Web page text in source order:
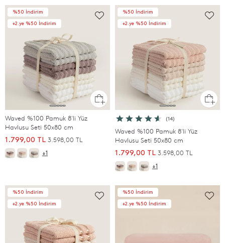
%50 İndirim
+2.ye %50 İndirim
Waved %100 Pamuk 8'li Yüz
Havlusu Seti 50x80 cm
1.799,00 TL 3.598,00 TL
+1
%50 İndirim
+2.ye %50 İndirim
(14)
Waved %100 Pamuk 8'li Yüz
Havlusu Seti 50x80 cm
1.799,00 TL 3.598,00 TL
+1
%50 İndirim
+2.ye %50 İndirim
%50 İndirim
+2.ye %50 İndirim